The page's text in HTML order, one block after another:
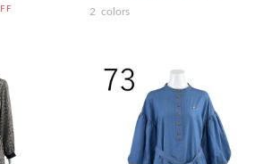
2 colors